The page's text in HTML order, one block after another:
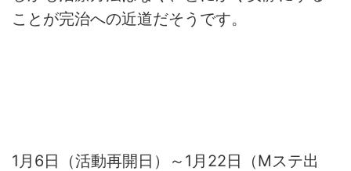
ことが完治への近道だそうです。
1月6日（活動再開日）～1月22日（Mステ出